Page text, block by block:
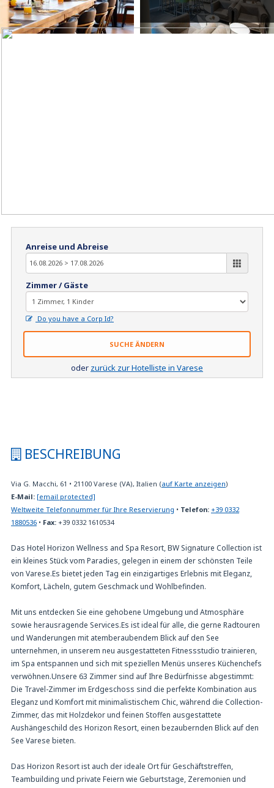
Anreise und Abreise
Zimmer / Gäste
Do you have a Corp Id?
SUCHE ÄNDERN
oder zurück zur Hotelliste in Varese
BESCHREIBUNG
Via G. Macchi, 61 • 21100 Varese (VA), Italien (auf Karte anzeigen)
E-Mail: [email protected]
Weltweite Telefonnummer für Ihre Reservierung • Telefon: +39 0332
1880536 • Fax: +39 0332 1610534
Das Hotel Horizon Wellness and Spa Resort, BW Signature Collection ist
ein kleines Stück vom Paradies, gelegen in einem der schönsten Teile
von Varese.Es bietet jeden Tag ein einzigartiges Erlebnis mit Eleganz,
Komfort, Lächeln, gutem Geschmack und Wohlbefinden.
Mit uns entdecken Sie eine gehobene Umgebung und Atmosphäre
sowie herausragende Services.Es ist ideal für alle, die gerne Radtouren
und Wanderungen mit atemberaubendem Blick auf den See
unternehmen, in unserem neu ausgestatteten Fitnessstudio trainieren,
im Spa entspannen und sich mit speziellen Menüs unseres Küchenchefs
verwöhnen.Unsere 63 Zimmer sind auf Ihre Bedürfnisse abgestimmt:
Die Travel-Zimmer im Erdgeschoss sind die perfekte Kombination aus
Eleganz und Komfort mit minimalistischem Chic, während die Collection-
Zimmer, das mit Holzdekor und feinen Stoffen ausgestattete
Aushängeschild des Horizon Resort, einen bezaubernden Blick auf den
See Varese bieten.
Das Horizon Resort ist auch der ideale Ort für Geschäftstreffen,
Teambuilding und private Feiern wie Geburtstage, Zeremonien und